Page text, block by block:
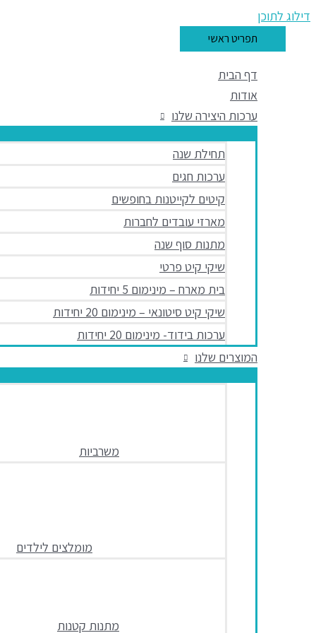
דילוג לתוכן
תפריט ראשי
דף הבית
אודות
ערכות היצירה שלנו
תחילת שנה
ערכות חגים
קיטים לקייטנות בחופשים
מארזי עובדים לחברות
מתנות סוף שנה
שיקי קיט פרטי
בית מארח – מינימום 5 יחידות
שיקי קיט סיטונאי – מינימום 20 יחידות
ערכות בידוד- מינימום 20 יחידות
המוצרים שלנו
משרביות
מומלצים לילדים
מתנות קטנות